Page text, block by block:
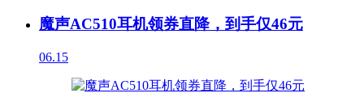
魔声AC510耳机领券直降，到手仅46元
06.15